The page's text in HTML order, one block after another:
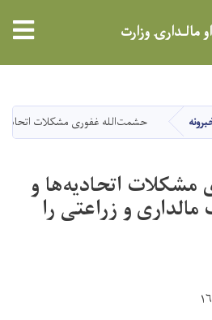
دانګل
مالـدارۍ وزارت
حشمت‌الله غفوری مشکلات
اتحادیه‌ها و
و زراعتی را